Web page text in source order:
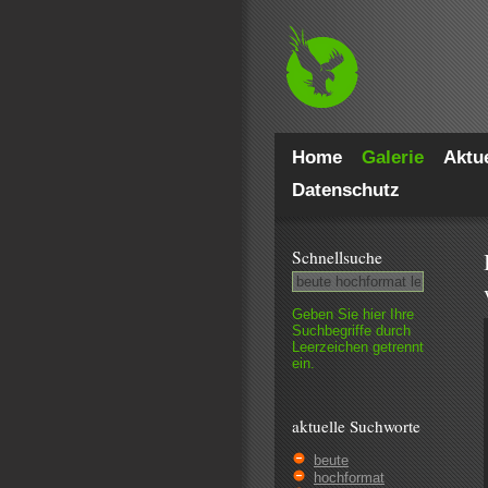
Home Galerie
Datenschutz
Schnell­suche
Geben Sie hier Ihre
Such­begriffe durch
Leer­zeichen getrennt
ein.
aktuelle Suchworte
beute
hochformat